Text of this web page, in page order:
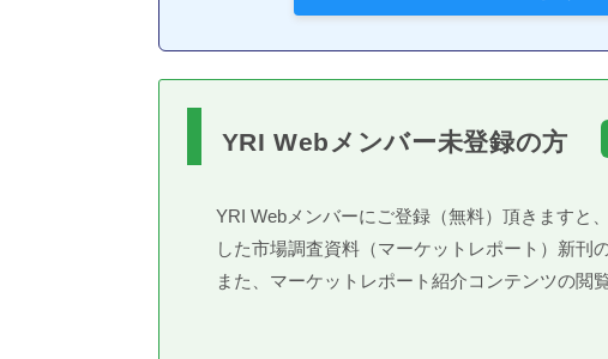
YRI Webメンバー未登録の方
YRI Webメンバーにご登録（無料）頂きますと
した市場調査資料（マーケットレポート）新刊
また、マーケットレポート紹介コンテンツの閲